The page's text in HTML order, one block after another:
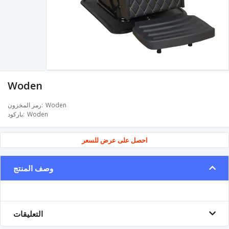
Woden
رمز المخزون Woden
باركود Woden
احصل على عرض للسعر
وصف المنتج
التعليقات